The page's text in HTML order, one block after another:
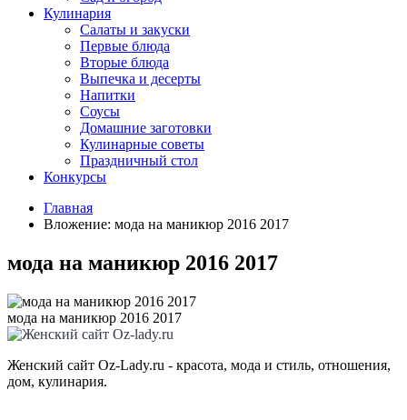
Кулинария
Салаты и закуски
Первые блюда
Вторые блюда
Выпечка и десерты
Напитки
Соусы
Домашние заготовки
Кулинарные советы
Праздничный стол
Конкурсы
Главная
Вложение: мода на маникюр 2016 2017
мода на маникюр 2016 2017
мода на маникюр 2016 2017
Женский сайт Oz-Lady.ru - красота, мода и стиль, отношения,
дом, кулинария.